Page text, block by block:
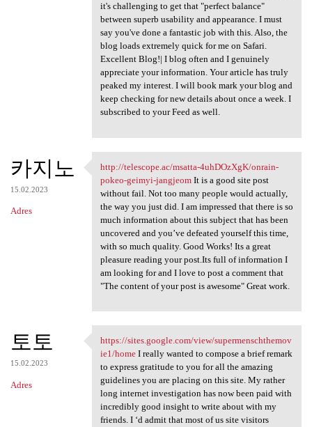
it's challenging to get that "perfect balance"
between superb usability and appearance. I must
say you've done a fantastic job with this. Also, the
blog loads extremely quick for me on Safari.
Excellent Blog!| I blog often and I genuinely
appreciate your information. Your article has truly
peaked my interest. I will book mark your blog and
keep checking for new details about once a week. I
subscribed to your Feed as well.
카지노
15.02.2023
Adres
http://telescope.ac/msatta
http://telescope.ac/msatta-4uhDOzXgK/onrain-
pokeo-geimyi-jangjeomIt is a good site post
without fail. Not too many people would actually,
the way you just did. I am impressed that there is so
much information about this subject that has been
uncovered and you’ve defeated yourself this time,
with so much quality. Good Works! Its a great
pleasure reading your post.Its full of information I
am looking for and I love to post a comment that
"The content of your post is awesome" Great work.
토토
15.02.2023
Adres
https://sites.google.com/view
https://sites.google.com/view/supermenschthemov
ie1/homeI really wanted to compose a brief remark
to express gratitude to you for all the amazing
guidelines you are placing on this site. My rather
long internet investigation has now been paid with
incredibly good insight to write about with my
friends. I ‘d admit that most of us site visitors